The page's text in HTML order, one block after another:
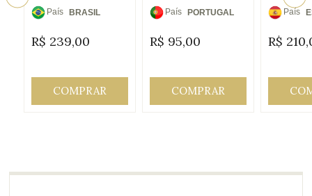
País
Origem:
BRASIL
R$ 239,00
COMPRAR
País
Origem:
PORTUGAL
R$ 95,00
COMPRAR
País
R$